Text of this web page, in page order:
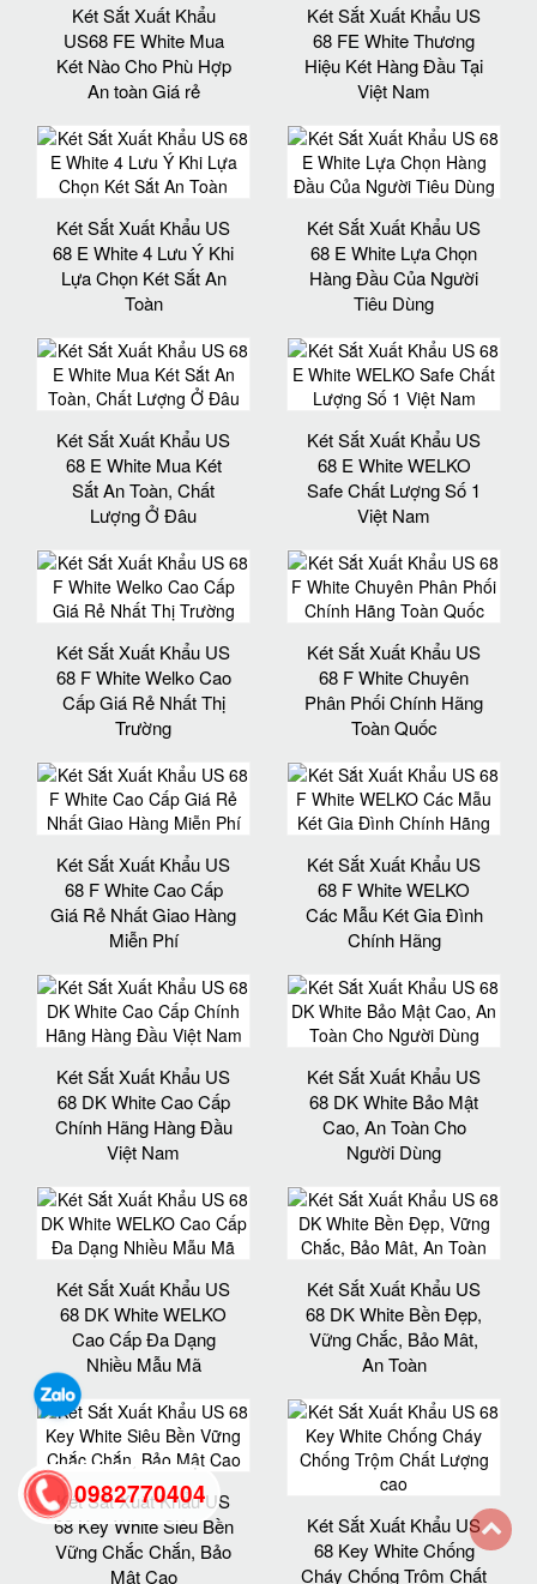
Két Sắt Xuất Khẩu
US68 FE White Mua
Két Nào Cho Phù Hợp
An toàn Giá rẻ
Két Sắt Xuất Khẩu US
68 FE White Thương
Hiệu Két Hàng Đầu Tại
Việt Nam
Két Sắt Xuất Khẩu US
68 E White 4 Lưu Ý Khi
Lựa Chọn Két Sắt An
Toàn
Két Sắt Xuất Khẩu US
68 E White Lựa Chọn
Hàng Đầu Của Người
Tiêu Dùng
Két Sắt Xuất Khẩu US
68 E White Mua Két
Sắt An Toàn, Chất
Lượng Ở Đâu
Két Sắt Xuất Khẩu US
68 E White WELKO
Safe Chất Lượng Số 1
Việt Nam
Két Sắt Xuất Khẩu US
68 F White Welko Cao
Cấp Giá Rẻ Nhất Thị
Trường
Két Sắt Xuất Khẩu US
68 F White Chuyên
Phân Phối Chính Hãng
Toàn Quốc
Két Sắt Xuất Khẩu US
68 F White Cao Cấp
Giá Rẻ Nhất Giao Hàng
Miễn Phí
Két Sắt Xuất Khẩu US
68 F White WELKO
Các Mẫu Két Gia Đình
Chính Hãng
Két Sắt Xuất Khẩu US
68 DK White Cao Cấp
Chính Hãng Hàng Đầu
Việt Nam
Két Sắt Xuất Khẩu US
68 DK White Bảo Mật
Cao, An Toàn Cho
Người Dùng
Két Sắt Xuất Khẩu US
68 DK White WELKO
Cao Cấp Đa Dạng
Nhiều Mẫu Mã
Két Sắt Xuất Khẩu US
68 DK White Bền Đẹp,
Vững Chắc, Bảo Mât,
An Toàn
Két Sắt Xuất Khẩu US
68 Key White Siêu Bền
Vững Chắc Chắn, Bảo
Mật Cao
Két Sắt Xuất Khẩu US
68 Key White Chống
Cháy Chống Trộm Chất
0982770404
back